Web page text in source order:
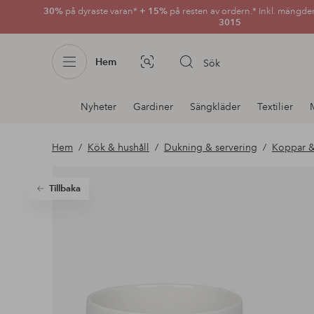
30% på dyraste varan* + 15% på resten av ordern.* Inkl.
3015
Hem Bildsök Sök
Avdelnings
navigation
Nyheter Gardiner Sängkläder Textilier
Hem Kök & hushåll Dukning & servering Koppar
Tillbaka